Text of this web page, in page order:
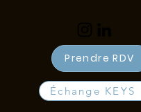
Prendre RDV
Échange KEYS